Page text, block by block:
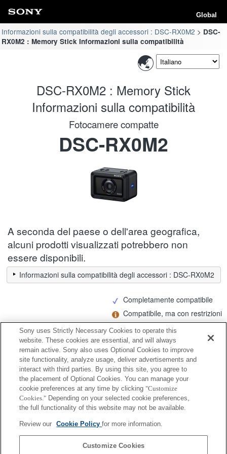
Global
Informazioni sulla compatibilità degli accessori : DSC-RX0M2
DSC-
RX0M2 : Memory Stick Informazioni sulla compatibilità
DSC-RX0M2 : Memory Stick
Informazioni sulla compatibilità
Fotocamere compatte
DSC-RX0M2
A seconda del paese o dell'area geografica,
alcuni prodotti visualizzati potrebbero non
essere disponibili.
Informazioni sulla compatibilità degli accessori : DSC-RX0M2
Completamente compatibile
Compatibile, ma con restrizioni
MS-M
MS-M16
MS-M8
Sony uses Strictly Necessary Cookies to operate this
website. These cookies are essential, and will always
remain active. Sony also uses Optional Cookies to improve
site functionality, analyze usage, deliver advertisements and
interact with third parties. By using this site, you agree to
the placement of Optional Cookies. You can manage your
cookie preferences at any time by clicking "Customize
Cookies." Depending on your selected cookie preferences,
the full functionality of this website may not be available.
Review our Cookie Policyfor more information.
Customize Cookies